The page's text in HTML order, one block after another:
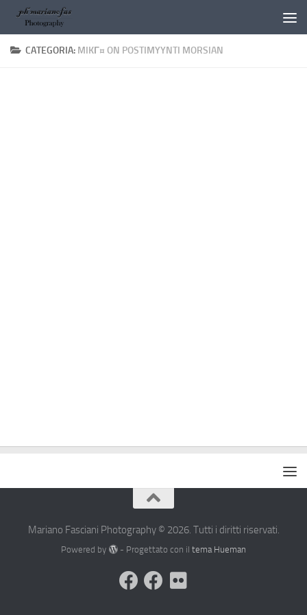
Salta al contenuto
CATEGORIA: MIKГ¤ ON POSTIMYYNTI MORSIAN
Mariano Fasciani Photography © 2026. Tutti i diritti riservati.
Powered by - Progettato con il tema Hueman